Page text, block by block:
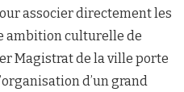
associer directement les
ambition culturelle de
Magistrat de la ville porte
d’un grand